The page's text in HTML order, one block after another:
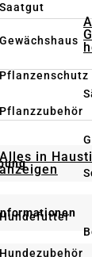
Saatgut
Gewächshaus
Pflanzenschutz
Pflanzzubehör
Alles in
anzeigen
Hundefutter
Hundezubehör